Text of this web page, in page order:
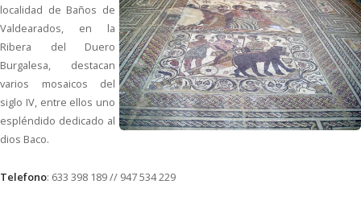
localidad de Baños de
Valdearados, en la
Ribera del Duero
Burgalesa, destacan
varios mosaicos del
siglo IV, entre ellos uno
espléndido dedicado al
dios Baco.
Telefono: 633 398 189 // 947 534 229